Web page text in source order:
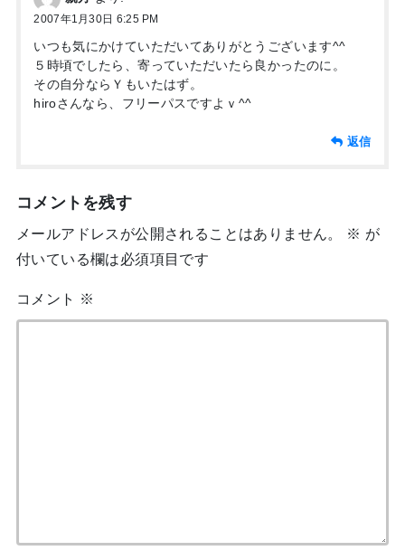
2007年1月30日 6:25 PM
いつも気にかけていただいてありがとうございます^^
５時頃でしたら、寄っていただいたら良かったのに。
その自分ならＹもいたはず。
hiroさんなら、フリーパスですよｖ^^
返信
コメントを残す
メールアドレスが公開されることはありません。 ※ が
付いている欄は必須項目です
コメント ※